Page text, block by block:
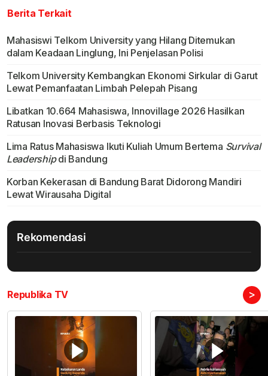
Berita Terkait
Mahasiswi Telkom University yang Hilang Ditemukan
dalam Keadaan Linglung, Ini Penjelasan Polisi
Telkom University Kembangkan Ekonomi Sirkular di Garut
Lewat Pemanfaatan Limbah Pelepah Pisang
Libatkan 10.664 Mahasiswa, Innovillage 2026 Hasilkan
Ratusan Inovasi Berbasis Teknologi
Lima Ratus Mahasiswa Ikuti Kuliah Umum Bertema Survival
Leadershipdi Bandung
Korban Kekerasan di Bandung Barat Didorong Mandiri
Lewat Wirausaha Digital
Rekomendasi
Republika TV >